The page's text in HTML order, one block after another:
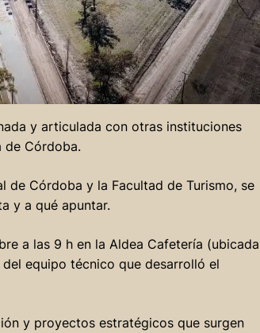
y articulada con otras instituciones
de Córdoba.
de Córdoba y la Facultad de Turismo, se
y a qué apuntar.
a las 9 h en la Aldea Cafetería (ubicada
equipo técnico que desarrolló el
y proyectos estratégicos que surgen